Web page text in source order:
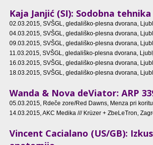
Kaja Janjić (SI): Sodobna tehnika
02.03.2015, SVŠGL, gledališko-plesna dvorana,
04.03.2015, SVŠGL, gledališko-plesna dvorana,
09.03.2015, SVŠGL, gledališko-plesna dvorana,
11.03.2015, SVŠGL, gledališko-plesna dvorana,
16.03.2015, SVŠGL, gledališko-plesna dvorana,
18.03.2015, SVŠGL, gledališko-plesna dvorana,
Wanda & Nova deViator: ARP
05.03.2015, Rdeče zore/Red Dawns, Menza pri
14.03.2015, AKC Medika /// Krüzer + ZbeLeTron,
Vincent Cacialano (US/GB):